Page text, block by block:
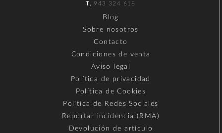
T. 943 324 618
Blog
Sobre nosotros
Contacto
Condiciones de venta
Aviso legal
Política de privacidad
Política de Cookies
Política de Redes Sociales
Reportar incidencia (RMA)
Devolución de artículo